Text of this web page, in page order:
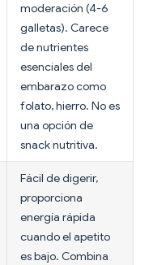
moderación (4-6
galletas). Carece
de nutrientes
esenciales del
embarazo como
folato, hierro. No es
una opción de
snack nutritiva.
Fácil de digerir,
proporciona
energía rápida
cuando el apetito
es bajo. Combina